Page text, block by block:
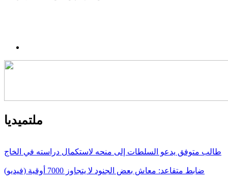
ملتميديا
طالب متوفق يدعو السلطات إلى منحه لاستكمال دراسته في الخاج
ضابط متقاعد: معاش بعض الجنود لا يتجاوز 7000 أوقية (فيديو)